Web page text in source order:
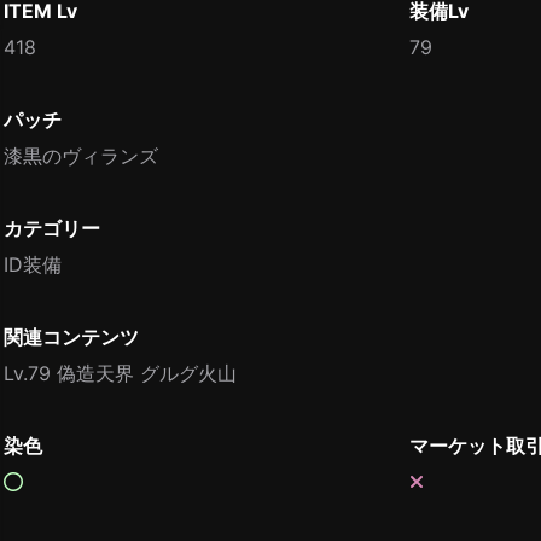
ITEM Lv
418
装備Lv
79
パッチ
漆黒のヴィランズ
カテゴリー
ID装備
関連コンテンツ
Lv.79 偽造天界 グルグ火山
染色 マーケット取